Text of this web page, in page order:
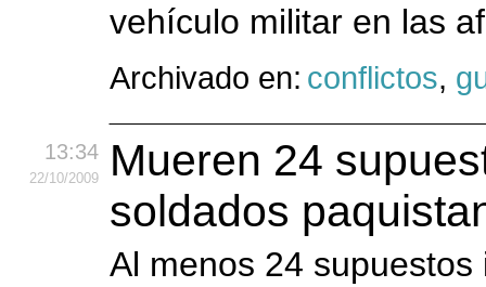
vehículo militar en las
Archivado en: conflictos,
13:34
22/10/2009
Mueren 24
soldados
Al menos 24